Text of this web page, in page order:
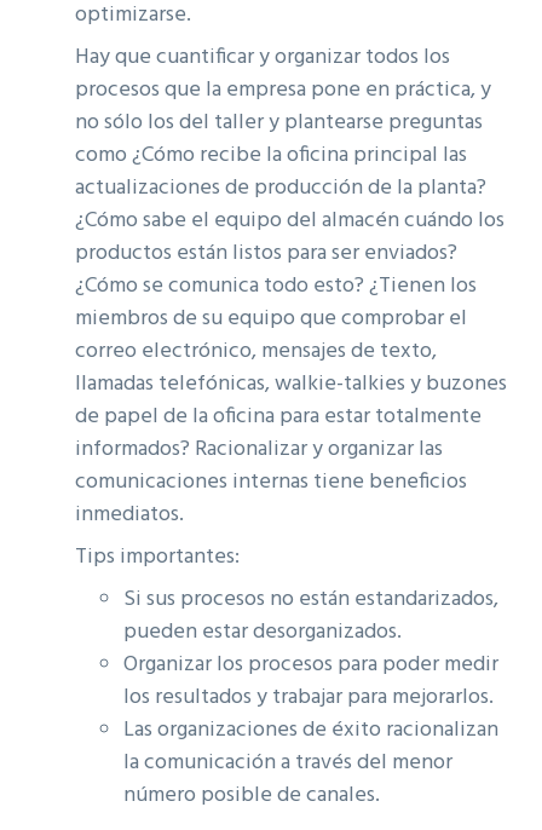
optimizarse.
Hay que cuantificar y organizar todos los
procesos que la empresa pone en práctica, y
no sólo los del taller y plantearse preguntas
como ¿Cómo recibe la oficina principal las
actualizaciones de producción de la planta?
¿Cómo sabe el equipo del almacén cuándo los
productos están listos para ser enviados?
¿Cómo se comunica todo esto? ¿Tienen los
miembros de su equipo que comprobar el
correo electrónico, mensajes de texto,
llamadas telefónicas, walkie-talkies y buzones
de papel de la oficina para estar totalmente
informados? Racionalizar y organizar las
comunicaciones internas tiene beneficios
inmediatos.
Tips importantes:
Si sus procesos no están estandarizados,
pueden estar desorganizados.
Organizar los procesos para poder medir
los resultados y trabajar para mejorarlos.
Las organizaciones de éxito racionalizan
la comunicación a través del menor
número posible de canales.